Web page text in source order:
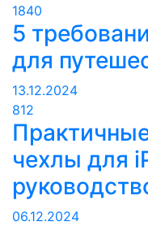
1840
5
для
13.12.2024
812
чехлы для
06.12.2024